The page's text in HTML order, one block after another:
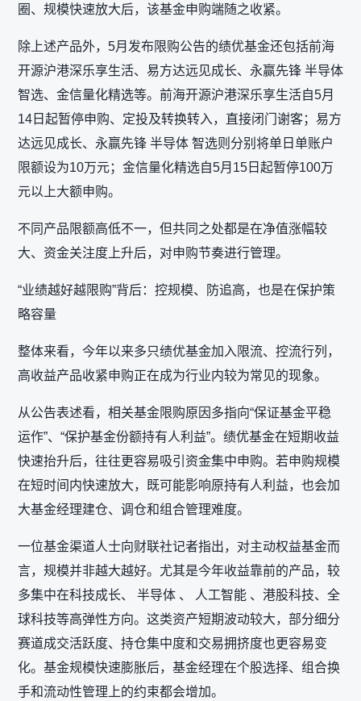
圈、规模快速放大后，该基金申购端随之收紧。
除上述产品外，5月发布限购公告的绩优基金还包括前海
开源沪港深乐享生活、易方达远见成长、永赢先锋 半导体
智选、金信量化精选等。前海开源沪港深乐享生活自5月
14日起暂停申购、定投及转换转入，直接闭门谢客；易方
达远见成长、永赢先锋 半导体 智选则分别将单日单账户
限额设为10万元；金信量化精选自5月15日起暂停100万
元以上大额申购。
不同产品限额高低不一，但共同之处都是在净值涨幅较
大、资金关注度上升后，对申购节奏进行管理。
“业绩越好越限购”背后：控规模、防追高，也是在保护策
略容量
整体来看，今年以来多只绩优基金加入限流、控流行列，
高收益产品收紧申购正在成为行业内较为常见的现象。
从公告表述看，相关基金限购原因多指向“保证基金平稳
运作”、“保护基金份额持有人利益”。绩优基金在短期收益
快速抬升后，往往更容易吸引资金集中申购。若申购规模
在短时间内快速放大，既可能影响原持有人利益，也会加
大基金经理建仓、调仓和组合管理难度。
一位基金渠道人士向财联社记者指出，对主动权益基金而
言，规模并非越大越好。尤其是今年收益靠前的产品，较
多集中在科技成长、 半导体 、 人工智能 、港股科技、全
球科技等高弹性方向。这类资产短期波动较大，部分细分
赛道成交活跃度、持仓集中度和交易拥挤度也更容易变
化。基金规模快速膨胀后，基金经理在个股选择、组合换
手和流动性管理上的约束都会增加。